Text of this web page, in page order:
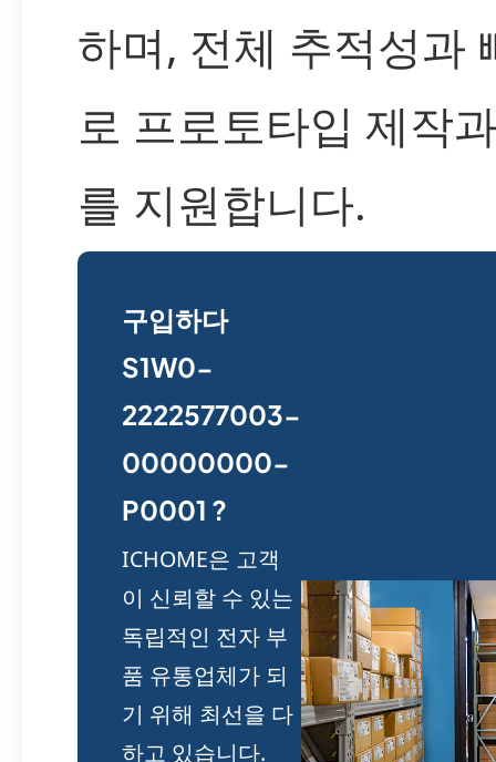
하며, 전체 추적성과
로 프로토타입 제작
를 지원합니다.
구입하다
S1W0-
2222577003-
00000000-
P0001 ?
ICHOME은 고객
이 신뢰할 수 있는
독립적인 전자 부
품 유통업체가 되
기 위해 최선을 다
하고 있습니다.